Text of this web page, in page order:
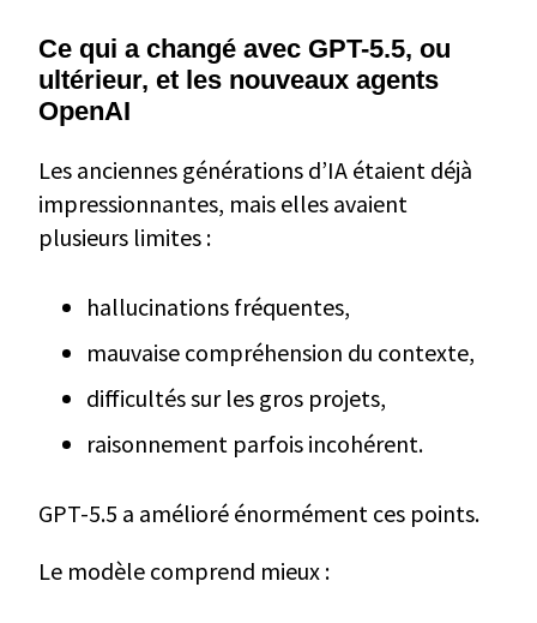
Ce qui a changé avec GPT-5.5, ou
ultérieur, et les nouveaux agents
OpenAI
Les anciennes générations d’IA étaient déjà
impressionnantes, mais elles avaient
plusieurs limites :
hallucinations fréquentes,
mauvaise compréhension du contexte,
difficultés sur les gros projets,
raisonnement parfois incohérent.
GPT-5.5 a amélioré énormément ces points.
Le modèle comprend mieux :